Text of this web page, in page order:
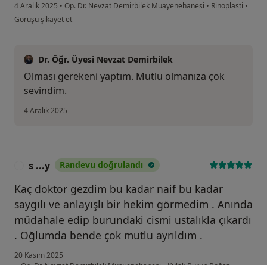
4 Aralık 2025 • Op. Dr. Nevzat Demirbilek Muayenehanesi • Rinoplasti •
kullanıcının görüşüne göre de...t
Görüşü şikayet et
Dr. Öğr. Üyesi Nevzat Demirbilek
Olması gerekeni yaptım. Mutlu olmanıza çok
sevindim.
4 Aralık 2025
s ...y Randevu doğrulandı
Kaç doktor gezdim bu kadar naif bu kadar
saygılı ve anlayışlı bir hekim görmedim . Anında
müdahale edip burundaki cismi ustalıkla çıkardı
. Oğlumda bende çok mutlu ayrıldım .
20 Kasım 2025